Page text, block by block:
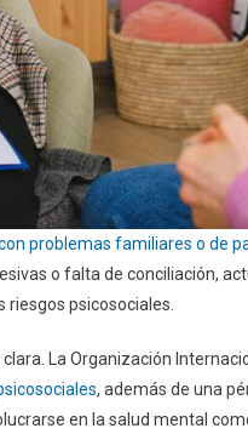
problemas familiares o de
o falta de conciliación,
psicosociales.
La Organización
, además de una
en la salud mental